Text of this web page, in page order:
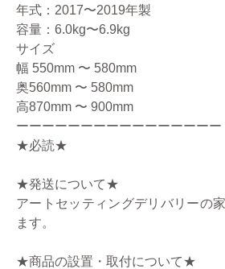
年式：2017〜2019年製
容量：6.0kg〜6.9kg
サイズ
幅 550mm 〜 580mm
奥560mm 〜 580mm
高870mm 〜 900mm
ーーーーーーーーーーーーーーーー
★必読★
★発送について★
アートセッティングデリバリーの
ます。
★商品の設置・取付について★